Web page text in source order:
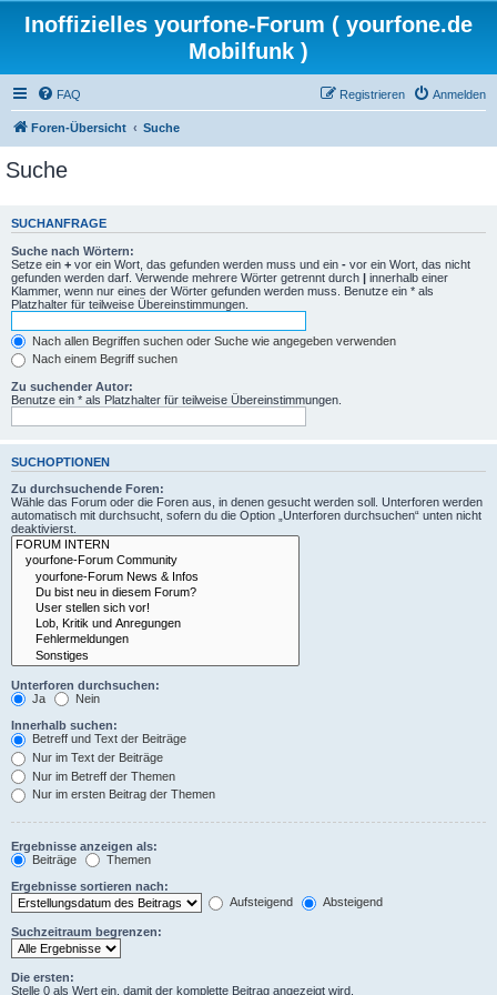
Inoffizielles yourfone-Forum ( yourfone.de
Mobilfunk )
FAQ Anmelden
Registrieren
Foren-Übersicht Suche
Suche
SUCHANFRAGE
Suche nach Wörtern:
Setze ein + vor ein Wort, das gefunden werden muss und ein - vor ein Wort, das nicht
gefunden werden darf. Verwende mehrere Wörter getrennt durch | innerhalb einer
Klammer, wenn nur eines der Wörter gefunden werden muss. Benutze ein * als
Platzhalter für teilweise Übereinstimmungen.
Nach allen Begriffen suchen oder Suche wie angegeben verwenden
Nach einem Begriff suchen
Zu suchender Autor:
Benutze ein * als Platzhalter für teilweise Übereinstimmungen.
SUCHOPTIONEN
Zu durchsuchende Foren:
Wähle das Forum oder die Foren aus, in denen gesucht werden soll. Unterforen werden
automatisch mit durchsucht, sofern du die Option „Unterforen durchsuchen“ unten nicht
deaktivierst.
Unterforen durchsuchen:
Ja
Nein
Innerhalb suchen:
Betreff und Text der Beiträge
Nur im Text der Beiträge
Nur im Betreff der Themen
Nur im ersten Beitrag der Themen
Ergebnisse anzeigen als:
Beiträge
Themen
Ergebnisse sortieren nach:
Aufsteigend
Absteigend
Suchzeitraum begrenzen:
Die ersten:
Stelle 0 als Wert ein, damit der komplette Beitrag angezeigt wird.